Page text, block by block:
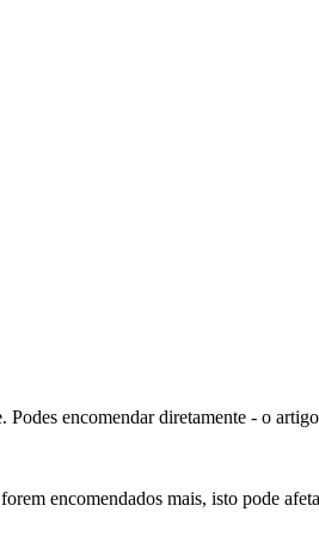
encomendar diretamente - o
encomendados mais, isto pode